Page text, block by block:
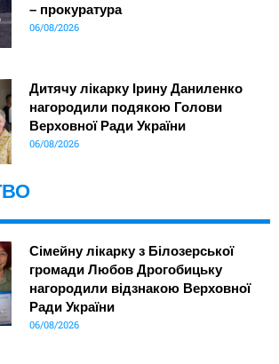
– прокуратура
06/08/2026
Дитячу лікарку Ірину Даниленко
нагородили подякою Голови
Верховної Ради України
06/08/2026
Сімейну лікарку з Білозерської
громади Любов Дрогобицьку
нагородили відзнакою Верховної
Ради України
06/08/2026